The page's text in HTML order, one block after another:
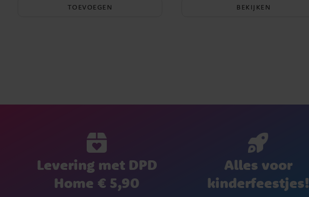
TOEVOEGEN BEKIJKEN
Levering met DPD
Home € 5,90
Alles voor
kinderfeestjes!